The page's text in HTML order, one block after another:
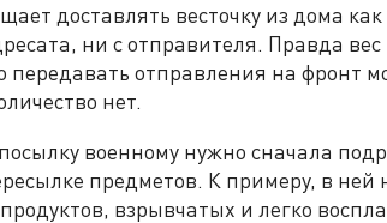
доставлять весточку из дома
ни с отправителя. Правда
передавать отправления на фронт
нет.
военному нужно сначала
предметов. К примеру, в ней
взрывчатых и легко